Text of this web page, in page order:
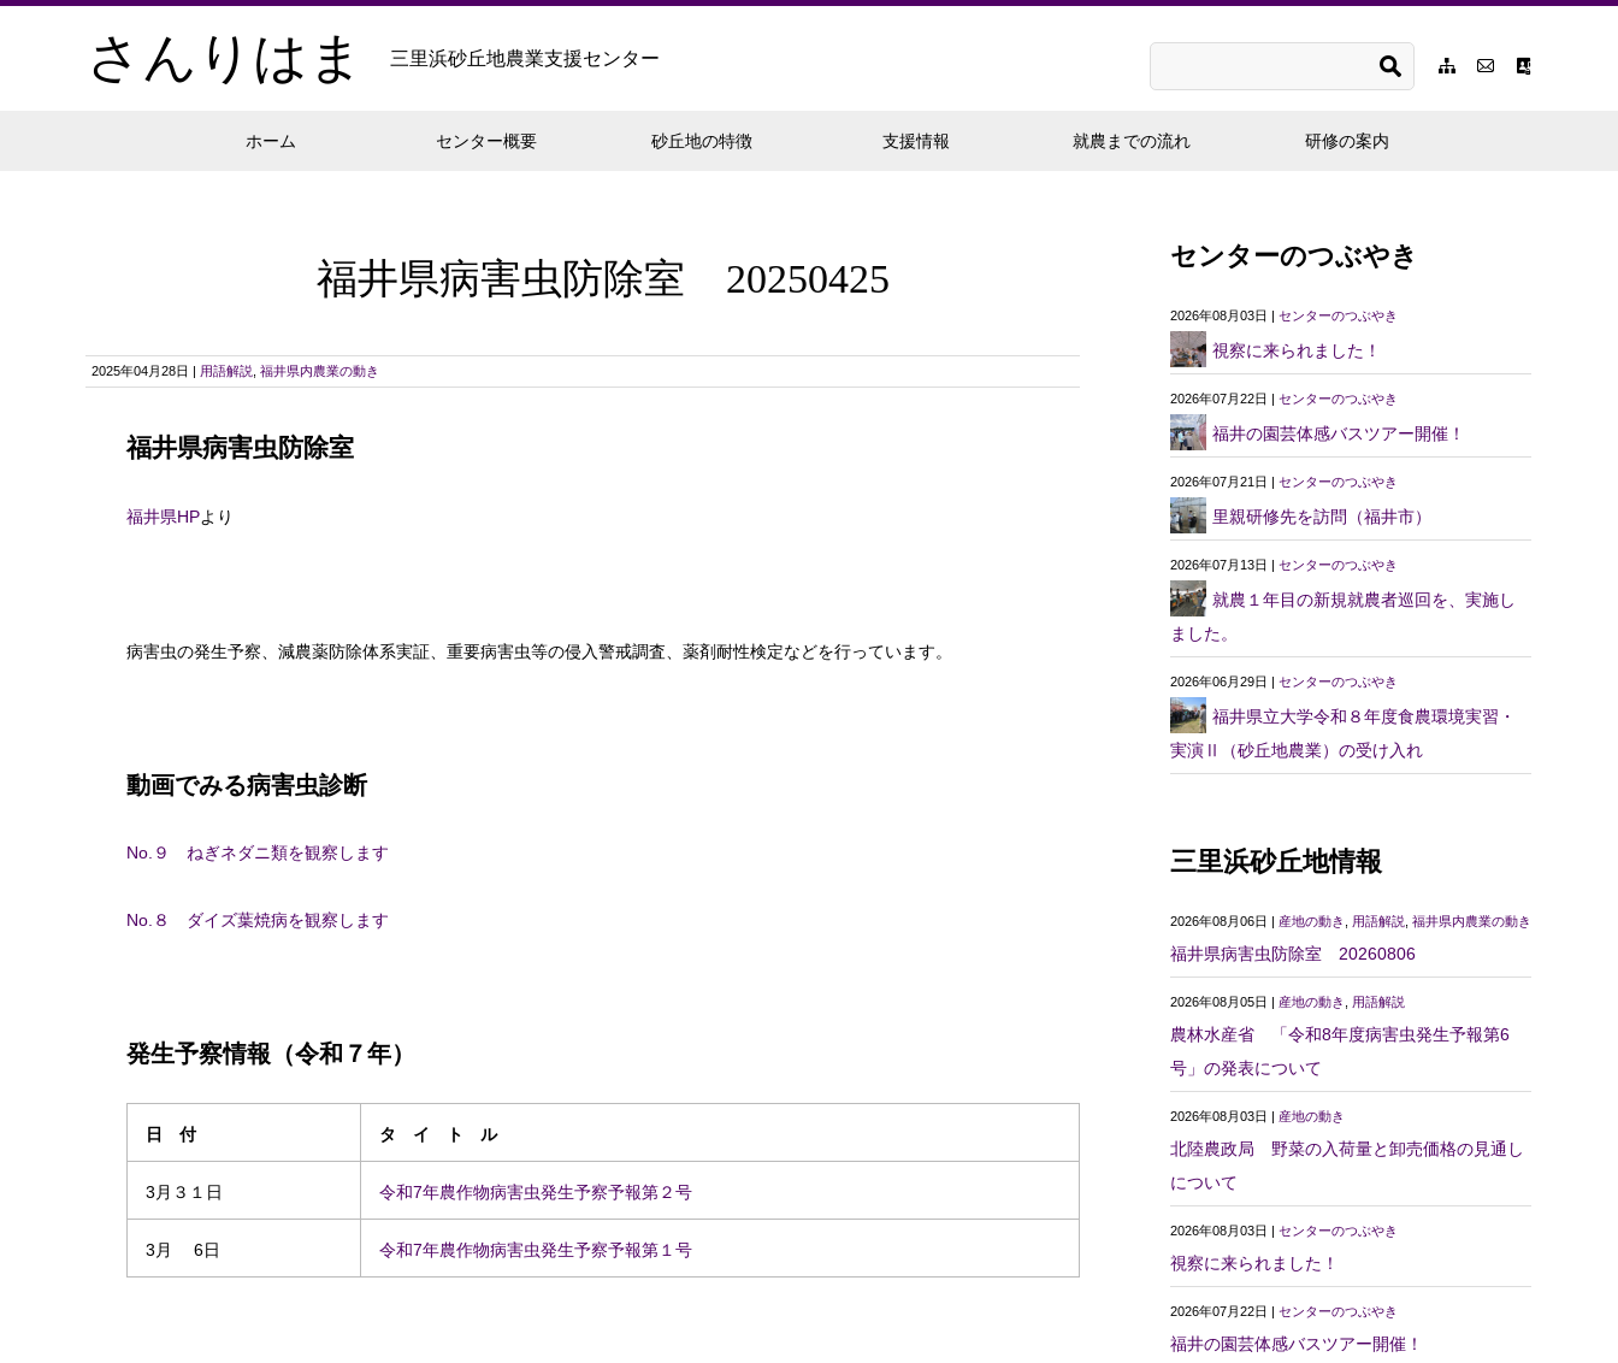
さんりはま 三里浜砂丘地農業支援センター
ホーム センター概要 砂丘地の特徴 支援情報 就農までの流れ 研修の案内
福井県病害虫防除室 20250425
2025年04月28日 | 用語解説 福井県内農業の動き
福井県病害虫防除室
福井県HPより
病害虫の発生予察、減農薬防除体系実証、重要病害虫等の侵入警戒調査、薬剤耐性検定などを行っています。
動画でみる病害虫診断
No.９ ねぎネダニ類を観察します
No.８ ダイズ葉焼病を観察します
発生予察情報（令和７年）
日 付 タ イ ト ル
3月３１日 令和7年農作物病害虫発生予察予報第２号
3月 6日 令和7年農作物病害虫発生予察予報第１号
センターのつぶやき
2026年08月03日 | センターのつぶやき
視察に来られました！
2026年07月22日 | センターのつぶやき
福井の園芸体感バスツアー開催！
2026年07月21日 | センターのつぶやき
里親研修先を訪問（福井市）
2026年07月13日 | センターのつぶやき
就農１年目の新規就農者巡回を、実施し
ました。
2026年06月29日 | センターのつぶやき
福井県立大学令和８年度食農環境実習・
実演Ⅱ（砂丘地農業）の受け入れ
三里浜砂丘地情報
2026年08月06日 | 産地の動き 用語解説 福井県内農業の動き
福井県病害虫防除室 20260806
2026年08月05日 | 産地の動き 用語解説
農林水産省 「令和8年度病害虫発生予報第6
号」の発表について
2026年08月03日 | 産地の動き
北陸農政局 野菜の入荷量と卸売価格の見通し
について
2026年08月03日 | センターのつぶやき
視察に来られました！
2026年07月22日 | センターのつぶやき
福井の園芸体感バスツアー開催！